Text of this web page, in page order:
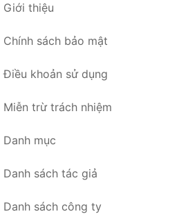
Giới thiệu
Chính sách bảo mật
Điều khoản sử dụng
Miễn trừ trách nhiệm
Danh mục
Danh sách tác giả
Danh sách công ty